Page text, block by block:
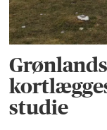
studie